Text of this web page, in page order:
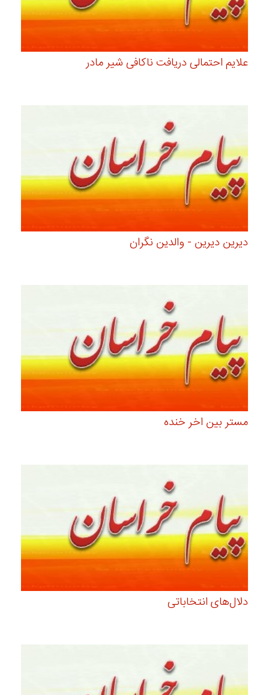
علایم احتمالی دریافت ناکافی شیر مادر
دیرین دیرین - والدین نگران
مستر بین اخر خنده
دلال‌های انتخاباتی